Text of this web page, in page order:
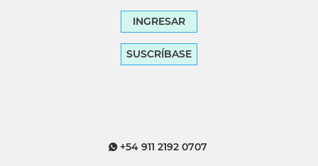
INGRESAR
SUSCRÍBASE
+54 911 2192 0707